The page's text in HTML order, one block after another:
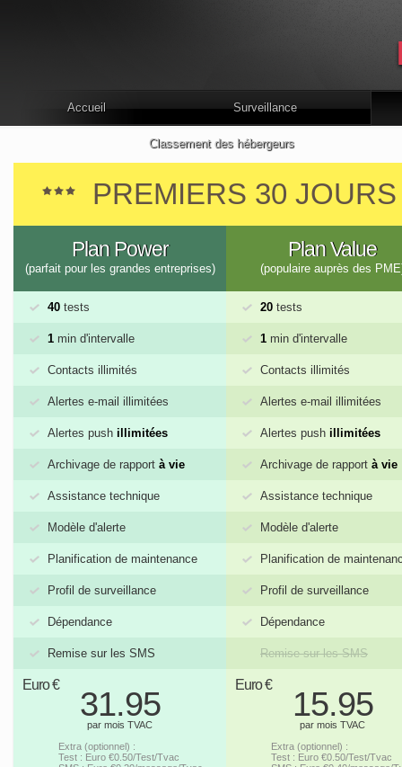
Accueil Surveillance
Classement des hébergeurs
PREMIERS 30
Plan Power
(parfait pour les grandes entreprises)
40 tests
1 min d'intervalle
Contacts illimités
Alertes e-mail illimitées
Alertes push illimitées
Archivage de rapport à vie
Assistance technique
Modèle d'alerte
Planification de maintenance
Profil de surveillance
Dépendance
Remise sur les SMS
Euro €
31.95
par mois TVAC
Extra (optionnel) :
Test : Euro €0.50/Test/Tvac
Plan Value
(populaire auprès des
20 tests
1 min d'intervalle
Contacts illimités
Alertes e-mail illimitées
Alertes push illimitées
Archivage de rapport à vie
Assistance technique
Modèle d'alerte
Planification de
Profil de surveillance
Dépendance
Remise sur les SMS
Euro €
15.95
par mois TVAC
Extra (optionnel) :
Test : Euro €0.50/Test/Tvac